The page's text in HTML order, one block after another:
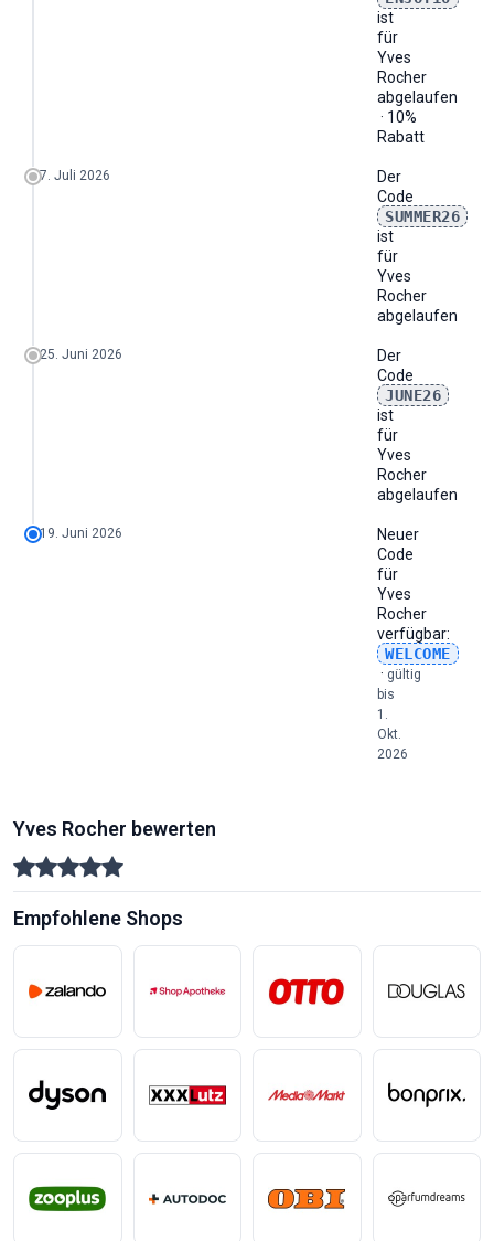
ist
für
Yves
Rocher
abgelaufen
· 10%
Rabatt
7. Juli 2026
Der
Code
SUMMER26
ist
für
Yves
Rocher
abgelaufen
25. Juni 2026
Der
Code
JUNE26
ist
für
Yves
Rocher
abgelaufen
19. Juni 2026
Neuer
Code
für
Yves
Rocher
verfügbar:
WELCOME
· gültig
bis
1.
Okt.
2026
Yves Rocher bewerten
Empfohlene Shops